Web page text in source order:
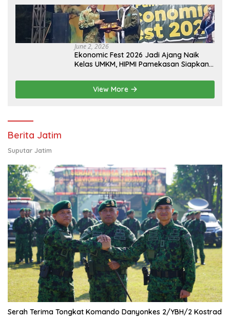
Tinggi Swasta
June 2, 2026
Ekonomic Fest 2026 Jadi Ajang Naik
Kelas UMKM, HIPMI Pamekasan Siapkan
Pendampingan Usaha
View More
Berita Jatim
Suputar Jatim
Serah Terima Tongkat Komando Danyonkes 2/YBH/2 Kostrad